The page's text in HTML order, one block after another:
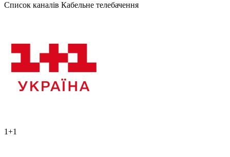
Список каналів Кабельне телебачення
1+1